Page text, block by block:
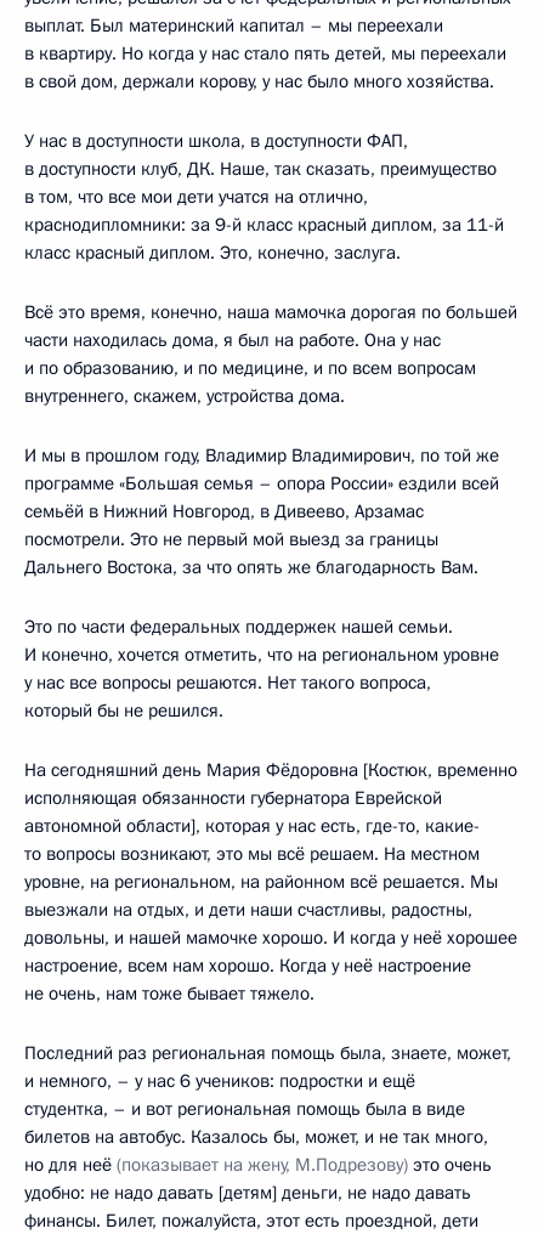
выплат. Был материнский капитал – мы переехали
в квартиру. Но когда у нас стало пять детей, мы переехали
в свой дом, держали корову, у нас было много хозяйства.
У нас в доступности школа, в доступности ФАП,
в доступности клуб, ДК. Наше, так сказать, преимущество
в том, что все мои дети учатся на отлично,
краснодипломники: за 9-й класс красный диплом, за 11-й
класс красный диплом. Это, конечно, заслуга.
Всё это время, конечно, наша мамочка дорогая по большей
части находилась дома, я был на работе. Она у нас
и по образованию, и по медицине, и по всем вопросам
внутреннего, скажем, устройства дома.
И мы в прошлом году, Владимир Владимирович, по той же
программе «Большая семья – опора России» ездили всей
семьёй в Нижний Новгород, в Дивеево, Арзамас
посмотрели. Это не первый мой выезд за границы
Дальнего Востока, за что опять же благодарность Вам.
Это по части федеральных поддержек нашей семьи.
И конечно, хочется отметить, что на региональном уровне
у нас все вопросы решаются. Нет такого вопроса,
который бы не решился.
На сегодняшний день Мария Фёдоровна [Костюк, временно
исполняющая обязанности губернатора Еврейской
автономной области], которая у нас есть, где-то, какие-
то вопросы возникают, это мы всё решаем. На местном
уровне, на региональном, на районном всё решается. Мы
выезжали на отдых, и дети наши счастливы, радостны,
довольны, и нашей мамочке хорошо. И когда у неё хорошее
настроение, всем нам хорошо. Когда у неё настроение
не очень, нам тоже бывает тяжело.
Последний раз региональная помощь была, знаете, может,
и немного, – у нас 6 учеников: подростки и ещё
студентка, – и вот региональная помощь была в виде
билетов на автобус. Казалось бы, может, и не так много,
но для неё (показывает на жену, М.Подрезову) это очень
удобно: не надо давать [детям] деньги, не надо давать
финансы. Билет, пожалуйста, этот есть проездной, дети